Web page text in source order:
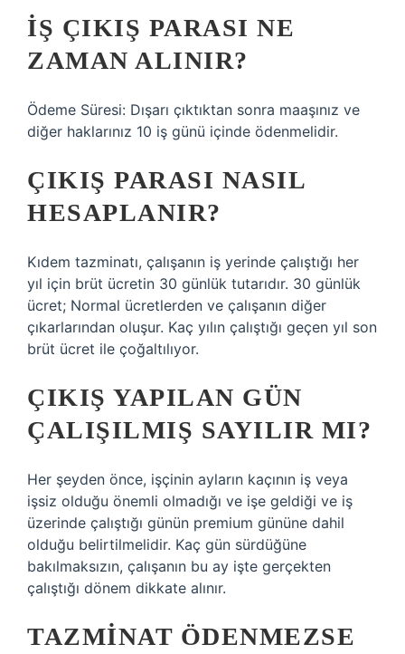
İŞ ÇIKIŞ PARASI NE
ZAMAN ALINIR?
Ödeme Süresi: Dışarı çıktıktan sonra maaşınız ve
diğer haklarınız 10 iş günü içinde ödenmelidir.
ÇIKIŞ PARASI NASIL
HESAPLANIR?
Kıdem tazminatı, çalışanın iş yerinde çalıştığı her
yıl için brüt ücretin 30 günlük tutarıdır. 30 günlük
ücret; Normal ücretlerden ve çalışanın diğer
çıkarlarından oluşur. Kaç yılın çalıştığı geçen yıl son
brüt ücret ile çoğaltılıyor.
ÇIKIŞ YAPILAN GÜN
ÇALIŞILMIŞ SAYILIR MI?
Her şeyden önce, işçinin ayların kaçının iş veya
işsiz olduğu önemli olmadığı ve işe geldiği ve iş
üzerinde çalıştığı günün premium gününe dahil
olduğu belirtilmelidir. Kaç gün sürdüğüne
bakılmaksızın, çalışanın bu ay işte gerçekten
çalıştığı dönem dikkate alınır.
TAZMINAT ÖDENMEZSE